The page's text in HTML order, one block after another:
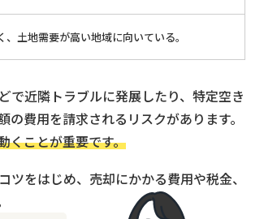
土地需要が高い地域に向いている。
で近隣トラブルに発展したり、特定空き
費用を請求されるリスクがあります。
くことが重要です。
をはじめ、売却にかかる費用や税金、